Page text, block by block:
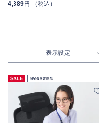
4,389 円 （税込）
表示設定